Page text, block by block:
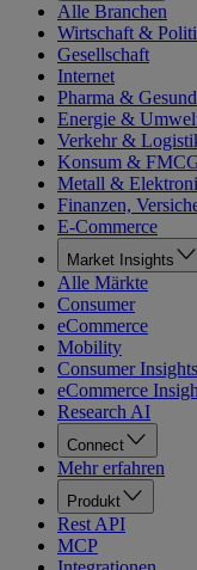
Alle Branchen
Wirtschaft &
Gesellschaft
Internet
Pharma &
Energie &
Verkehr &
Konsum &
Metall &
Finanzen,
E-Commerce
Market Insights
Alle Märkte
Consumer
eCommerce
Mobility
Consumer Insights
eCommerce
Research AI
Connect
Mehr erfahren
Produkt
Rest API
MCP